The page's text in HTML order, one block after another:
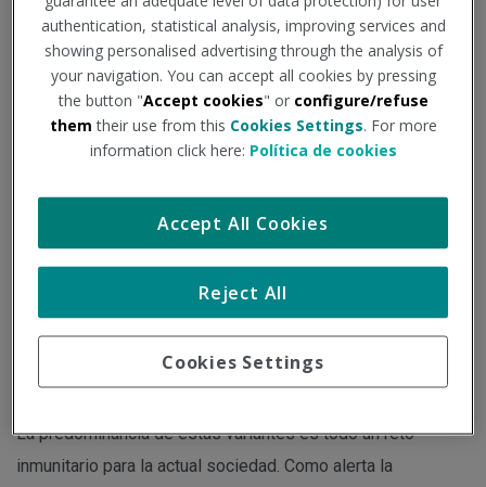
evaden"
Institución - Fuente:consalud.esTipo de documento:Noticia
menor ante XBB.1 y sus linajes, ya predominantes en la
La variante XBB.1 de la Covid-19 y su linaje está cada vez
más presente en la sociedad. Solo en España la XBB.1.5 y
sus derivados suponen el 48,1% de los casos; el XBB.1.9,
La predominancia de estas variantes es todo un reto
inmunitario para la actual sociedad. Como alerta la
authentication, statistical analysis, improving services and
showing personalised advertising through the analysis of
your navigation. You can accept all cookies by pressing
the button "Accept cookies" or configure/refuse
them their use from this Cookies Settings. For more
information click here: Política de cookies
Cookies Settings
Reject All
Accept All Cookies